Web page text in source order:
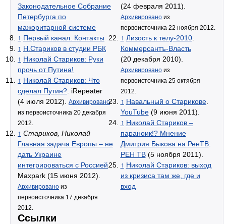
Законодательное Собрание
Петербурга по
мажоритарной системе
↑ Первый канал. Контакты
↑ Н.Стариков в студии РБК
↑ Николай Стариков: Руки
прочь от Путина!
↑ Николай Стариков: Что
сделал Путин?
(4 июля 2012).
Архивировано
из первоисточника 20 декабря
2012.
↑ Стариков, Николай
Главная задача Европы – не
дать Украине
интегрироваться с Россией.
Maxpark (15 июня 2012).
Архивировано из
первоисточника 17 декабря
2012.
(24 февраля 2011).
Архивированоиз
первоисточника 22 ноября 2012.
↑ Лизость к телу-2010.
Коммерсантъ-Власть
(20 декабря 2010).
Архивированоиз
первоисточника 25 октября
2012.
↑ Навальный о Старикове.
YouTube(9 июня 2011).
↑ Николай Стариков –
параноик!? Мнение
Дмитрия Быкова на РенТВ.
РЕН ТВ(5 ноября 2011).
↑ Николай Стариков: выход
из кризиса там же, где и
вход
Ссылки